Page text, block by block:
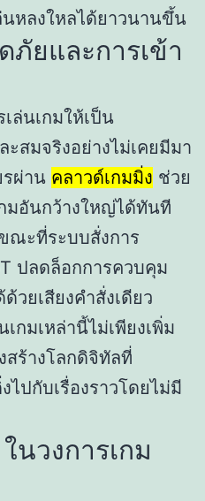
หลงใหลได้ยาวนานขึ้น
ยและการเข้า
ล่นเกมให้เป็น
สมจริงอย่างไม่เคยมีมา
รผ่าน คลาวด์เกมมิ่ง ช่วย
มอันกว้างใหญ่ได้ทันที
ณะที่ระบบสั่งการ
ปลดล็อกการควบคุม
วยเสียงคำสั่งเดียว
กมเหล่านี้ไม่เพียงเพิ่ม
ร้างโลกดิจิทัลที่
ปกับเรื่องราวโดยไม่มี
นวงการเกม